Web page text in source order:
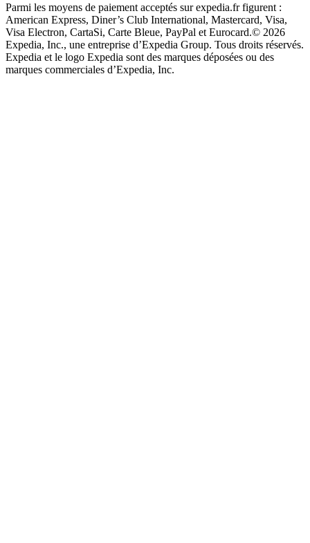
Parmi les moyens de paiement acceptés sur expedia.fr figurent :
American Express, Diner’s Club International, Mastercard, Visa,
Visa Electron, CartaSi, Carte Bleue, PayPal et Eurocard.© 2026
Expedia, Inc., une entreprise d’Expedia Group. Tous droits réservés.
Expedia et le logo Expedia sont des marques déposées ou des
marques commerciales d’Expedia, Inc.